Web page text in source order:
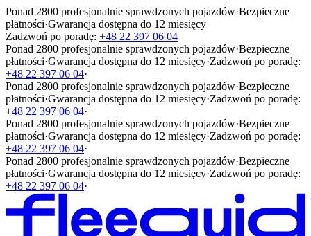
Ponad 2800 profesjonalnie sprawdzonych pojazdów·Bezpieczne
płatności·Gwarancja dostępna do 12 miesięcy
Zadzwoń po poradę: +48 22 397 06 04
Ponad 2800 profesjonalnie sprawdzonych pojazdów·Bezpieczne
płatności·Gwarancja dostępna do 12 miesięcy·Zadzwoń po poradę:
+48 22 397 06 04·
Ponad 2800 profesjonalnie sprawdzonych pojazdów·Bezpieczne
płatności·Gwarancja dostępna do 12 miesięcy·Zadzwoń po poradę:
+48 22 397 06 04·
Ponad 2800 profesjonalnie sprawdzonych pojazdów·Bezpieczne
płatności·Gwarancja dostępna do 12 miesięcy·Zadzwoń po poradę:
+48 22 397 06 04·
Ponad 2800 profesjonalnie sprawdzonych pojazdów·Bezpieczne
płatności·Gwarancja dostępna do 12 miesięcy·Zadzwoń po poradę:
+48 22 397 06 04·